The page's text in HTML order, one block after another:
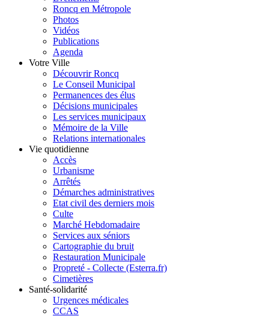
Roncq en Métropole
Photos
Vidéos
Publications
Agenda
Votre Ville
Découvrir Roncq
Le Conseil Municipal
Permanences des élus
Décisions municipales
Les services municipaux
Mémoire de la Ville
Relations internationales
Vie quotidienne
Accès
Urbanisme
Arrêtés
Démarches administratives
Etat civil des derniers mois
Culte
Marché Hebdomadaire
Services aux séniors
Cartographie du bruit
Restauration Municipale
Propreté - Collecte (Esterra.fr)
Cimetières
Santé-solidarité
Urgences médicales
CCAS